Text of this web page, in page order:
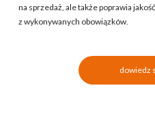
na sprzedaż, ale także poprawia
z wykonywanych obowiązków.
dowiedz